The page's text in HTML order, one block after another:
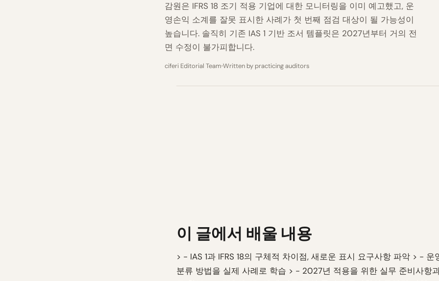
감원은 IFRS 18 조기 적용 기업에 대한 모니터링을 이미 예고했고, 운
영손익 소계를 잘못 표시한 사례가 첫 번째 점검 대상이 될 가능성이
높습니다. 솔직히 기존 IAS 1 기반 조서 템플릿은 2027년부터 거의 전
면 수정이 불가피합니다.
ciferi Editorial Team Written by practicing auditors
이 글에서 배울 내용
> - IAS 1과 IFRS 18의 구체적 차이점, 새로운 표시 요구사항 파악 > - 운
분류 방법을 실제 사례로 학습 > - 2027년 적용을 위한 실무 준비사항